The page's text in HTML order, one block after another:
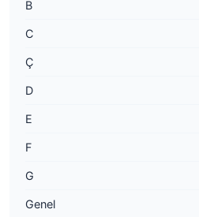
B
C
Ç
D
E
F
G
Genel